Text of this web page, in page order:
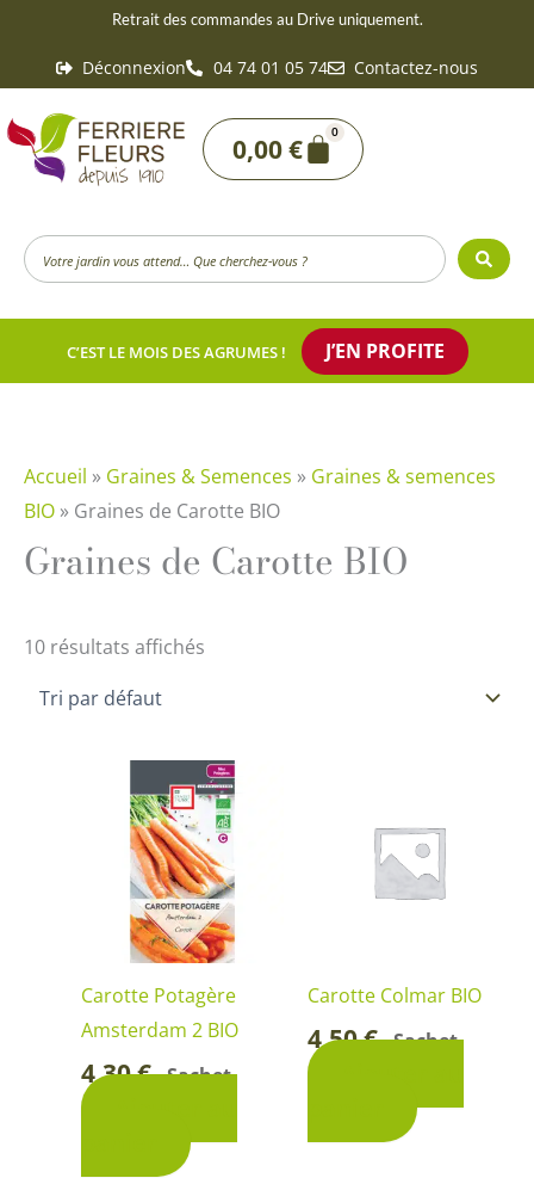
contenu
Retrait des commandes au Drive uniquement.
Déconnexion 04 74 01 05 74 Contactez-nous
0,00€
0
Panier
Search
...
C’EST LE MOIS DES AGRUMES ! J’EN PROFITE
Accueil » Graines & Semences » Graines & semences
BIO » Graines de Carotte BIO
Graines de Carotte BIO
10 résultats affichés
Carotte Potagère
Amsterdam 2 BIO
4,30€-Sachet
Carotte Colmar BIO
4,50€-Sachet